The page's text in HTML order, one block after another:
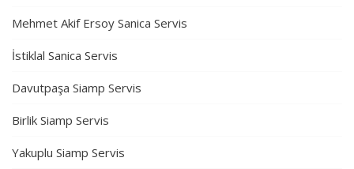
Mehmet Akif Ersoy Sanica Servis
İstiklal Sanica Servis
Davutpaşa Siamp Servis
Birlik Siamp Servis
Yakuplu Siamp Servis